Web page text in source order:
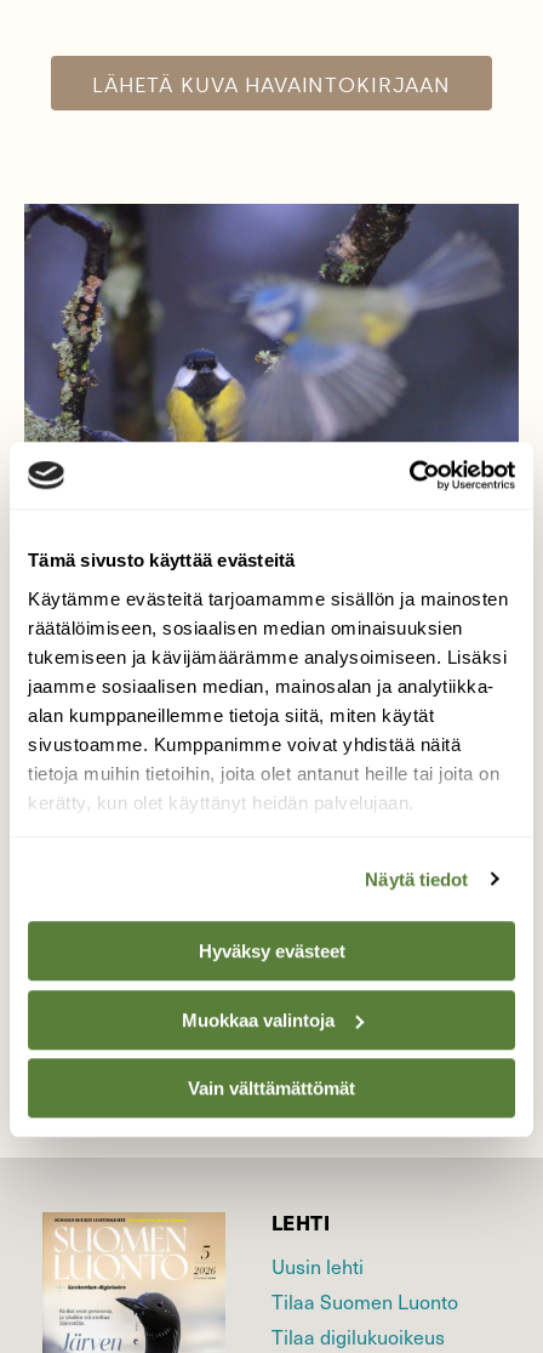
Tämä sivusto käyttää evästeitä
Käytämme evästeitä tarjoamamme sisällön ja mainosten
räätälöimiseen, sosiaalisen median ominaisuuksien
tukemiseen ja kävijämäärämme analysoimiseen. Lisäksi
jaamme sosiaalisen median, mainosalan ja analytiikka-
alan kumppaneillemme tietoja siitä, miten käytät
sivustoamme. Kumppanimme voivat yhdistää näitä
tietoja muihin tietoihin, joita olet antanut heille tai joita on
kerätty, kun olet käyttänyt heidän palvelujaan.
Näytä tiedot
Hyväksy evästeet
Muokkaa valintoja
Vain välttämättömät
LÄHETÄ KUVA HAVAINTOKIRJAAN
"Haamulento"
Uutta kameraa testatessani talitiaiseen
oksalla, huomasin vasta kuvaa koneelle
laittaessani, että siihenhän oli tullut toinen
lintu ohilennolle. Talitiainen oksalla katsoo
Valokuvaaja: Eija Varjola, Nastola Tammikuu 2014
TAKAISIN LISTAAN
LEHTI
Uusin lehti
Tilaa Suomen Luonto
Tilaa digilukuoikeus